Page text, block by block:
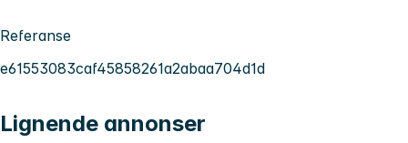
Referanse
e61553083caf45858261a2abaa704d1d
Lignende annonser